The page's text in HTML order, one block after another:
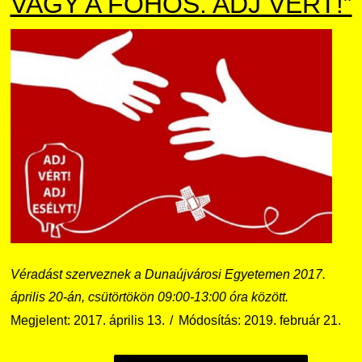
Véradást szerveznek a Dunaújvárosi Egyetemen 2017.
április 20-án, csütörtökön 09:00-13:00 óra között.
Megjelent: 2017. április 13.
Módosítás: 2019. február 21.